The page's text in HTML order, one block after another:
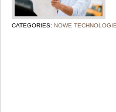
CATEGORIES: NOWE TECHNOLOGIE